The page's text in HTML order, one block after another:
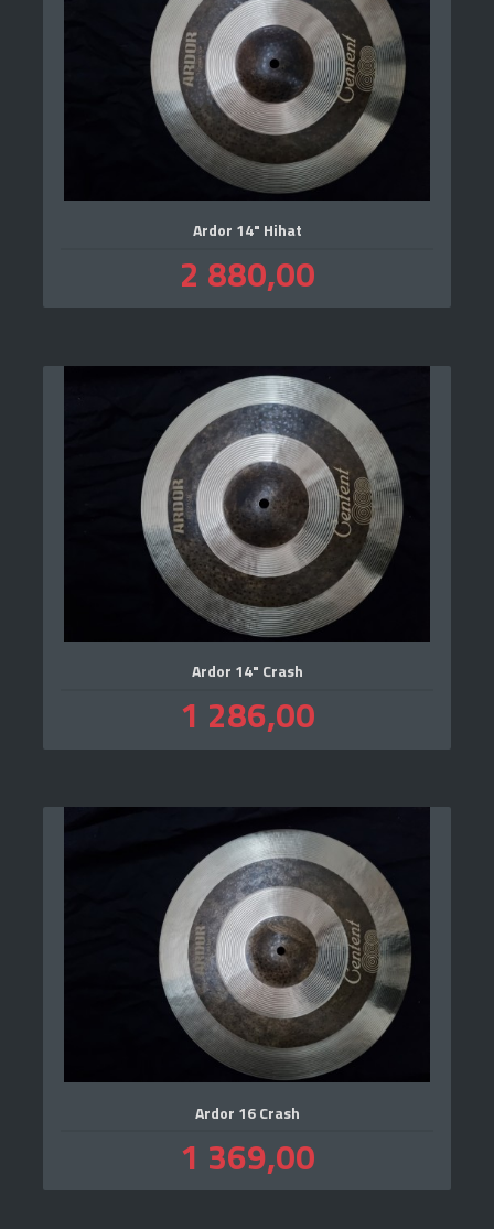
Ardor 14" Hihat
Pris
2 880,00mva.
Ardor 14" Crash
Pris
1 286,00mva.
Ardor 16 Crash
Pris
1 369,00mva.